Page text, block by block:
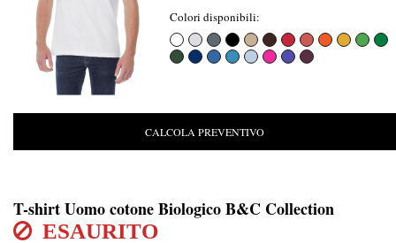
Colori disponibili:
CALCOLA PREVENTIVO
T-shirt Uomo cotone Biologico B&C Collection
ESAURITO